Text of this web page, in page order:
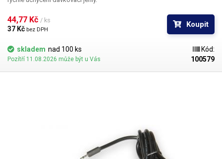
44,77 Kč / ks
37 Kč bez DPH
Koupit
skladem nad 100 ks
Pozítří 11.08.2026 může být u Vás
Kód:
100579